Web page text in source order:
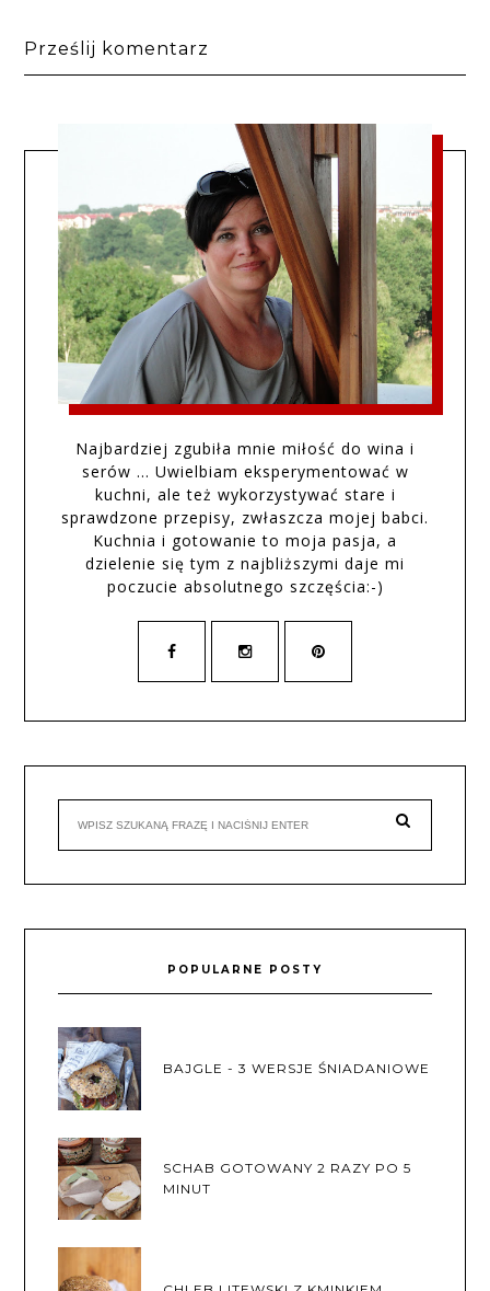
Prześlij komentarz
Najbardziej zgubiła mnie miłość do wina i
serów … Uwielbiam eksperymentować w
kuchni, ale też wykorzystywać stare i
sprawdzone przepisy, zwłaszcza mojej babci.
Kuchnia i gotowanie to moja pasja, a
dzielenie się tym z najbliższymi daje mi
poczucie absolutnego szczęścia:-)
POPULARNE POSTY
BAJGLE - 3 WERSJE ŚNIADANIOWE
SCHAB GOTOWANY 2 RAZY PO 5
MINUT